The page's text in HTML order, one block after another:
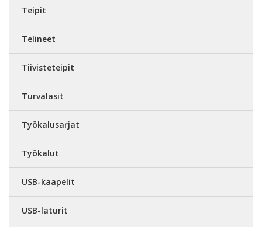
Teipit
Telineet
Tiivisteteipit
Turvalasit
Työkalusarjat
Työkalut
USB-kaapelit
USB-laturit